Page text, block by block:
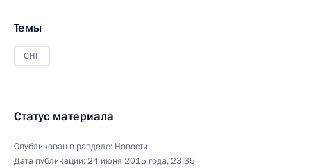
Темы
СНГ
Статус материала
Опубликован в разделе: Новости
Дата публикации:24 июня 2015 года, 23:35